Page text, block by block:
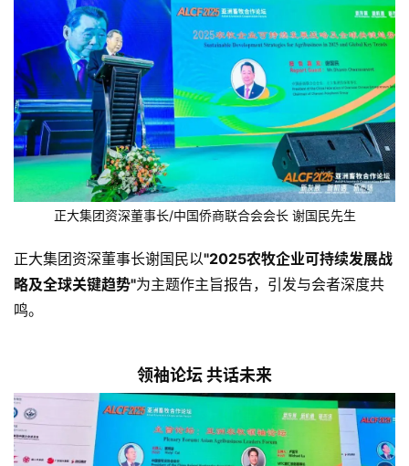
正大集团资深董事长/中国侨商联合会会长 谢国民先生
正大集团资深董事长谢国民以"2025农牧企业可持续发展战
略及全球关键趋势"为主题作主旨报告，引发与会者深度共
鸣。
领袖论坛 共话未来